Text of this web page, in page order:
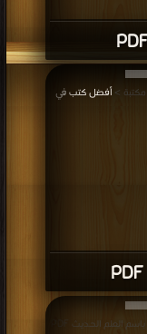
أفضل كتب في